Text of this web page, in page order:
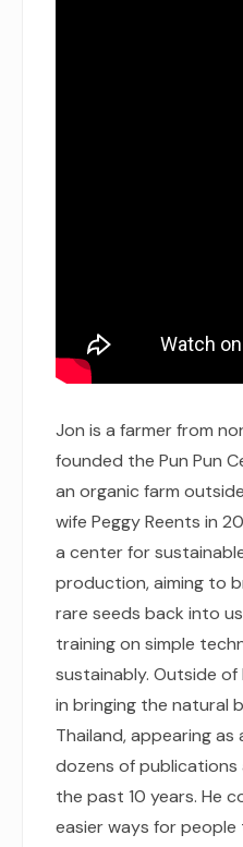
Jon is a farmer from
founded the Pun Pun
an organic farm
wife Peggy Reents in
a center for
production, aiming to
rare seeds back into
training on simple
sustainably. Outside of
in bringing the natural
Thailand, appearing
dozens of
the past 10 years. He
easier ways for